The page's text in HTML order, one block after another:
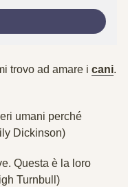
trovo ad amare i cani.
umani perché
Dickinson)
Questa è la loro
Turnbull)